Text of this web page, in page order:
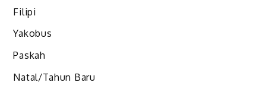
Filipi
Yakobus
Paskah
Natal/Tahun Baru